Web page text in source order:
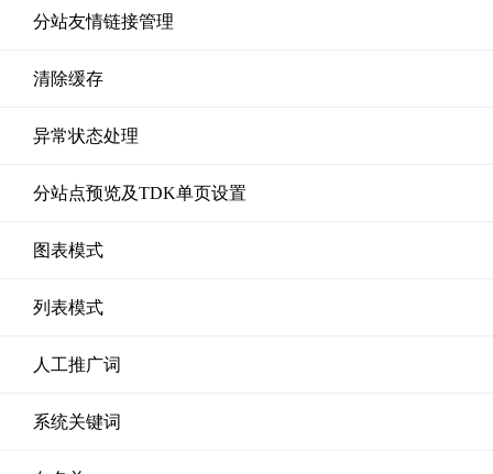
分站友情链接管理
清除缓存
异常状态处理
分站点预览及TDK单页设置
图表模式
列表模式
人工推广词
系统关键词